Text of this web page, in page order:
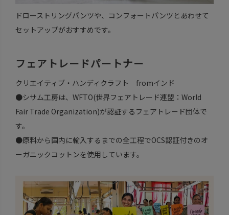
ドローストリングパンツや、コンフォートパンツとあわせて
セットアップがおすすめです。
フェアトレードパートナー
クリエイティブ・ハンディクラフト fromインド
●シサム工房は、WFTO(世界フェアトレード連盟：World
Fair Trade Organization)が認証するフェアトレード団体で
す。
●原料から国内に輸入するまでの全工程でOCS認証付きのオ
ーガニックコットンを使用しています。